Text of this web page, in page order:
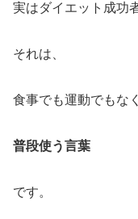
実はダイエット成功
それは、
食事でも運動でもな
普段使う言葉
です。